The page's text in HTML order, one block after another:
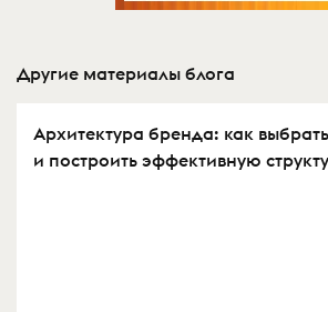
Другие материалы блога
Архитектура бренда: как
и построить эффективную